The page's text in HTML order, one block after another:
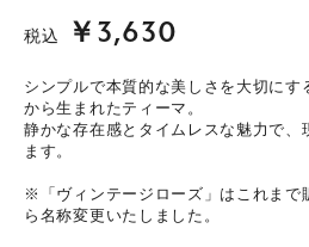
税込 ￥3,630
シンプルで本質的な美しさを大切に
から生まれたティーマ。
静かな存在感とタイムレスな魅力で、
ます。
※「ヴィンテージローズ」はこれまで
ら名称変更いたしました。